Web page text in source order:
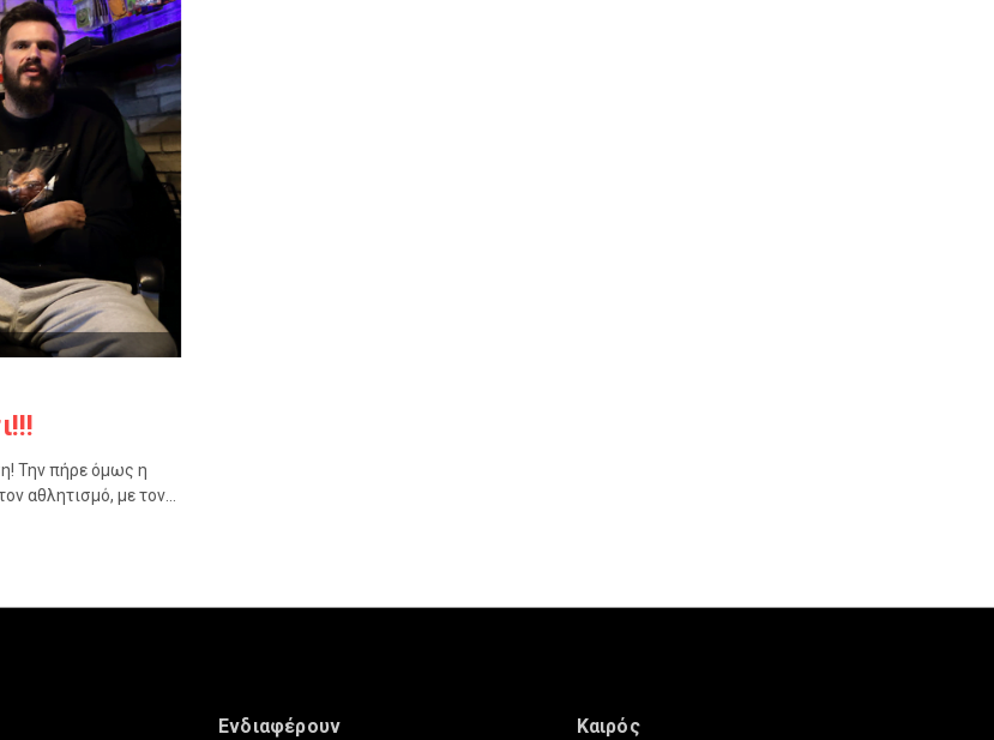
Την πήρε όμως η
αθλητισμό, με τον...
Ενδιαφέρουν Καιρός